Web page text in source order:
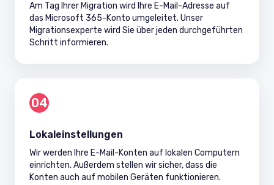
Am Tag Ihrer Migration wird Ihre E-Mail-Adresse auf
das Microsoft 365-Konto umgeleitet. Unser
Migrationsexperte wird Sie über jeden durchgeführten
Schritt informieren.
04
Lokaleinstellungen
Wir werden Ihre E-Mail-Konten auf lokalen Computern
einrichten. Außerdem stellen wir sicher, dass die
Konten auch auf mobilen Geräten funktionieren.